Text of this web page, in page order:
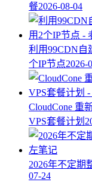
餐2026-08-04
利用99CDN自
个IP节点2026-
CloudCone 重
VPS套餐计划
2026年不定期
07-24